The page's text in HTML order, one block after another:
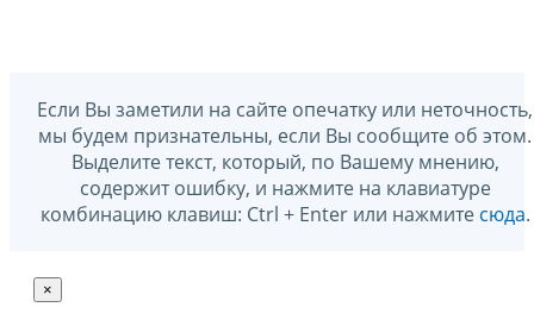
Если Вы заметили на сайте опечатку или неточность,
мы будем признательны, если Вы сообщите об этом.
Выделите текст, который, по Вашему мнению,
содержит ошибку, и нажмите на клавиатуре
комбинацию клавиш: Ctrl + Enter или нажмите сюда.
×